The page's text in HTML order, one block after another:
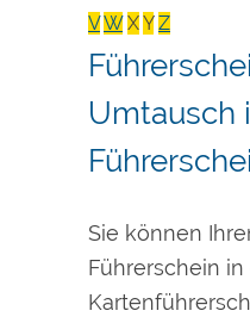
VW XY Z
Umtausch
Sie können
Führerschein